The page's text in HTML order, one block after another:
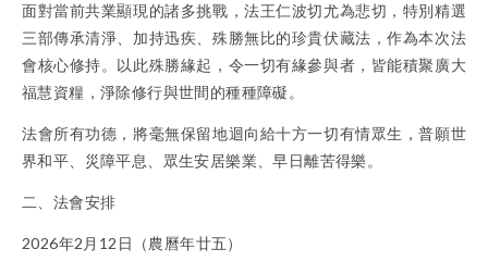
面對當前共業顯現的諸多挑戰，法王仁波切尤為悲切，特別精選
三部傳承清淨、加持迅疾、殊勝無比的珍貴伏藏法，作為本次法
會核心修持。以此殊勝緣起，令一切有緣參與者，皆能積聚廣大
福慧資糧，淨除修行與世間的種種障礙。
法會所有功德，將毫無保留地迴向給十方一切有情眾生，普願世
界和平、災障平息、眾生安居樂業、早日離苦得樂。
二、法會安排
2026年2月12日（農曆年廿五）